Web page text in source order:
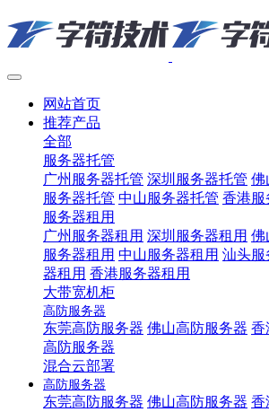
网站首页
推荐产品
全部
服务器托管
广州服务器托管 深圳服务器托管 佛
服务器托管 中山服务器托管 香港服
服务器租用
广州服务器租用 深圳服务器租用 佛
服务器租用 中山服务器租用 汕头服
器租用 香港服务器租用
大带宽机柜
高防服务器
东莞高防服务器 佛山高防服务器 香
高防服务器
混合云部署
高防服务器
东莞高防服务器 佛山高防服务器 香